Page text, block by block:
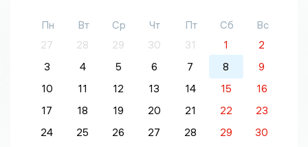
Пн Вт Ср Чт Пт Сб
Вс
27
28 29 30 31 1
2
3
4 5 6 7 8
9
10
11 12 13 14 15
16
17
18 19 20 21 22
23
24
25 26 27 28 29
30